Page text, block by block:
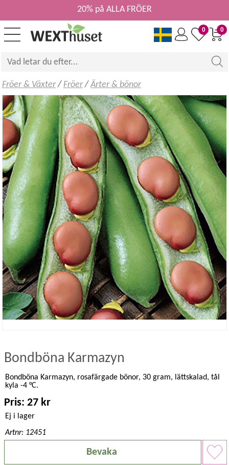
0
0
20% på ALLA FRÖER
Fröer & Växter/ Fröer/Ärter & bönor
Bondböna Karmazyn
Bondböna Karmazyn, rosafärgade bönor, 30 gram, lättskalad, tål
kyla -4 °C.
Pris: 27 kr
Ej i lager
Artnr: 12451
Bevaka